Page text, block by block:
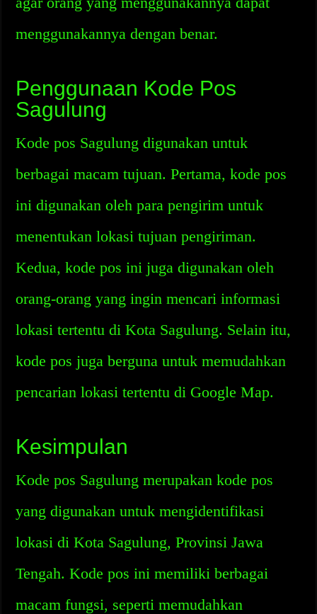
menggunakannya dengan benar.
Penggunaan Kode Pos
Sagulung
Kode pos Sagulung digunakan untuk
berbagai macam tujuan. Pertama, kode pos
ini digunakan oleh para pengirim untuk
menentukan lokasi tujuan pengiriman.
Kedua, kode pos ini juga digunakan oleh
orang-orang yang ingin mencari informasi
lokasi tertentu di Kota Sagulung. Selain itu,
kode pos juga berguna untuk memudahkan
pencarian lokasi tertentu di Google Map.
Kesimpulan
Kode pos Sagulung merupakan kode pos
yang digunakan untuk mengidentifikasi
lokasi di Kota Sagulung, Provinsi Jawa
Tengah. Kode pos ini memiliki berbagai
macam fungsi, seperti memudahkan